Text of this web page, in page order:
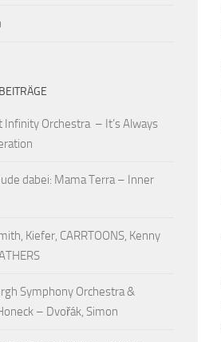
Infinity Orchestra – It’s Always
dabei: Mama Terra – Inner
Kiefer, CARRTOONS, Kenny
Symphony Orchestra &
– Dvořák, Simon